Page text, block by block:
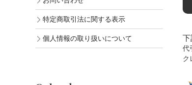
下
代
ク
特定商取引法に関する表示
個人情報の取り扱いについて